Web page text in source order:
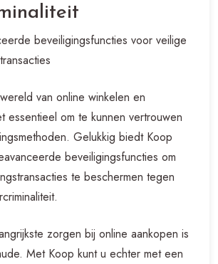
beveiligingsfuncties voor veilige
van online winkelen en
essentieel om te kunnen vertrouwen
Gelukkig biedt Koop
beveiligingsfuncties om
te beschermen tegen
zorgen bij online aankopen is
Met Koop kunt u echter met een